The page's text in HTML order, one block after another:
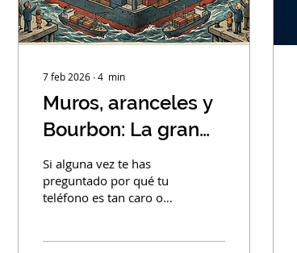
7 feb 2026 ∙4 min
Muros, aranceles y
Bourbon: La gran
pelea del comercio
mundial
Si alguna vez te has
preguntado por qué tu
teléfono es tan caro o